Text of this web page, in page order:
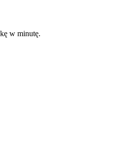
w minutę.